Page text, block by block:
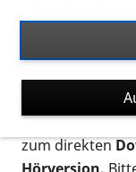
Ort. Nutzen Sie
nach Flyern
suchen. Die
verschiedenen
postalischen
zum direkten